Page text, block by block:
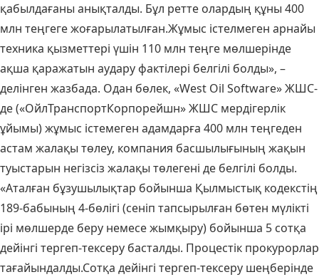
қабылдағаны анықталды. Бұл ретте олардың құны 400
млн теңгеге жоғарылатылған.Жұмыс істелмеген арнайы
техника қызметтері үшін 110 млн теңге мөлшерінде
ақша қаражатын аудару фактілері белгілі болды», –
делінген жазбада. Одан бөлек, «West Oil Software» ЖШС-
де («ОйлТранспортКорпорейшн» ЖШС мердігерлік
ұйымы) жұмыс істемеген адамдарға 400 млн теңгеден
астам жалақы төлеу, компания басшылығының жақын
туыстарын негізсіз жалақы төлегені де белгілі болды.
«Аталған бұзушылықтар бойынша Қылмыстық кодекстің
189-бабының 4-бөлігі (сеніп тапсырылған бөтен мүлікті
ірі мөлшерде беру немесе жымқыру) бойынша 5 сотқа
дейінгі тергеп-тексеру басталды. Процестік прокурорлар
тағайындалды.Сотқа дейінгі тергеп-тексеру шеңберінде